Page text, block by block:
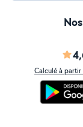
Calculé à partir